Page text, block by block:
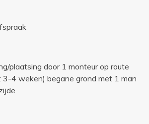
plaatsing door 1 monteur op route
3-4 weken) begane grond met 1 man